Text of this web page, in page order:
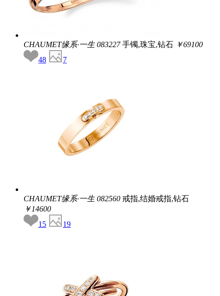
CHAUMET缘系·一生 083227 手镯,珠宝,钻石 ￥69100
48
7
CHAUMET缘系·一生 082560 戒指,结婚戒指,钻石
￥14600
15
19